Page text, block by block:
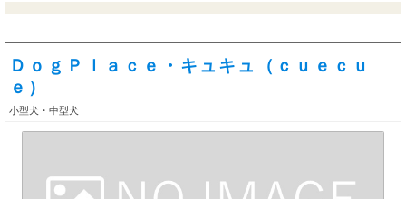
ＤｏｇＰｌａｃｅ・キュキュ（ｃｕｅｃｕ
ｅ）
小型犬・中型犬